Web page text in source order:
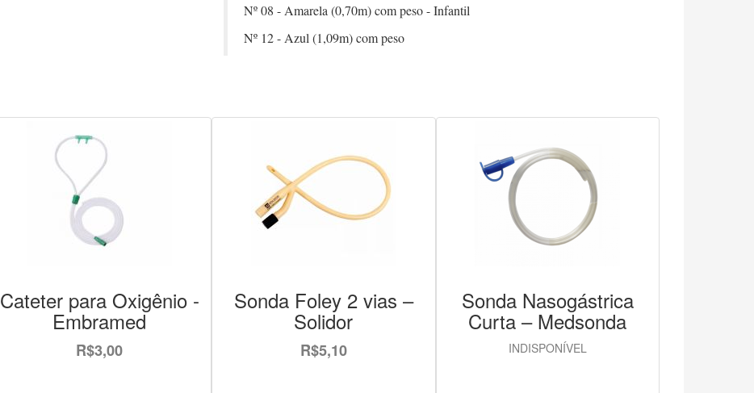
Nº 08 - Amarela (0,70m) com peso - Infantil
Nº 12 - Azul (1,09m) com peso
Cateter para Oxigênio -
Embramed
R$3,00
Sonda Foley 2 vias –
Solidor
R$5,10
Sonda Nasogástrica
Curta – Medsonda
INDISPONÍVEL